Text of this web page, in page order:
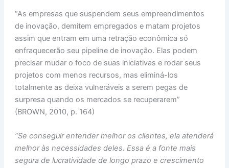
“As empresas que suspendem seus empreendimentos
de inovação, demitem empregados e matam projetos
assim que entram em uma retração econômica só
enfraquecerão seu pipeline de inovação. Elas podem
precisar mudar o foco de suas iniciativas e rodar seus
projetos com menos recursos, mas eliminá-los
totalmente as deixa vulneráveis a serem pegas de
surpresa quando os mercados se recuperarem”
(BROWN, 2010, p. 164)
“Se conseguir entender melhor os clientes, ela atenderá
melhor às necessidades deles. Essa é a fonte mais
segura de lucratividade de longo prazo e crescimento